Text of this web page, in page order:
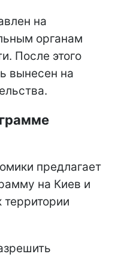
на
органам
После этого
вынесен на
предлагает
на Киев и
территории